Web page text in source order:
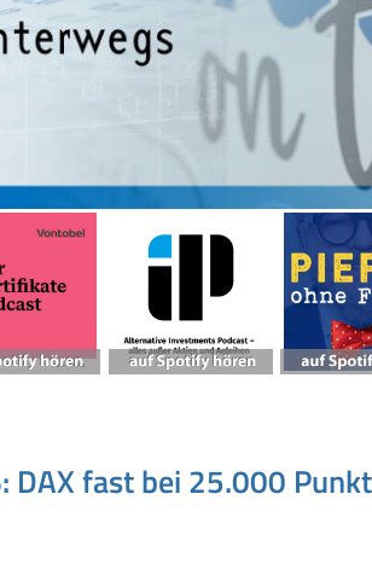
fast bei 25.000